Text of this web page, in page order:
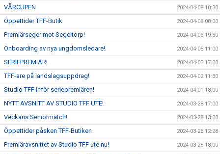
VÅRCUPEN 2024-04-08 10:30
Öppettider TFF-Butik 2024-04-08 08:00
Premiärseger mot Segeltorp! 2024-04-06 19:30
Onboarding av nya ungdomsledare! 2024-04-05 11:00
SERIEPREMIÄR! 2024-04-03 17:00
TFF-are på landslagsuppdrag! 2024-04-02 11:30
Studio TFF inför seriepremiären! 2024-04-01 18:00
NYTT AVSNITT AV STUDIO TFF UTE! 2024-03-28 17:00
Veckans Seniormatch! 2024-03-28 13:00
Öppettider påsken TFF-Butiken 2024-03-26 12:28
Premiäravsnittet av Studio TFF ute nu! 2024-03-25 18:00